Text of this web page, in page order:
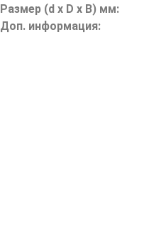
Размер (d x D x B) мм:
Доп. информация: